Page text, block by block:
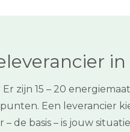
zijn 15 – 20
Een leverancier
de basis – is jouw